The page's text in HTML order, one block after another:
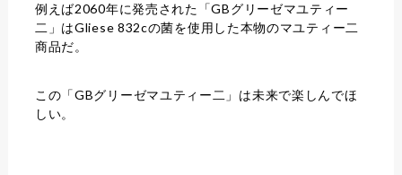
例えば2060年に発売された「GBグリーゼマユティー
二」はGliese 832cの菌を使用した本物のマユティー二
商品だ。
この「GBグリーゼマユティー二」は未来で楽しんでほ
しい。